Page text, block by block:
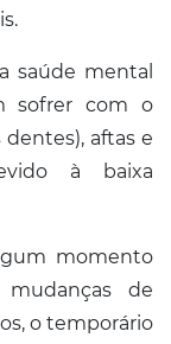
saúde mental
sofrer com o
aftas e
à baixa
momento
de
o temporário